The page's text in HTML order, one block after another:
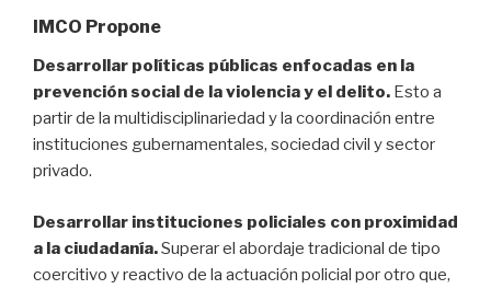
IMCO Propone
Desarrollar políticas públicas enfocadas en la
prevención social de la violencia y el delito. Esto a
partir de la multidisciplinariedad y la coordinación entre
instituciones gubernamentales, sociedad civil y sector
privado.
Desarrollar instituciones policiales con proximidad
a la ciudadanía.Superar el abordaje tradicional de tipo
coercitivo y reactivo de la actuación policial por otro que,